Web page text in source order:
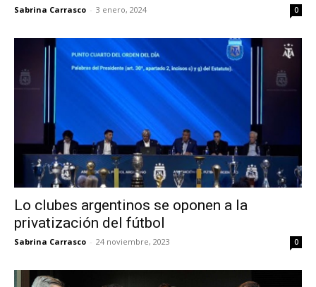
Sabrina Carrasco - 3 enero, 2024 0
Lo clubes argentinos se oponen a la
privatización del fútbol
Sabrina Carrasco - 24 noviembre, 2023 0